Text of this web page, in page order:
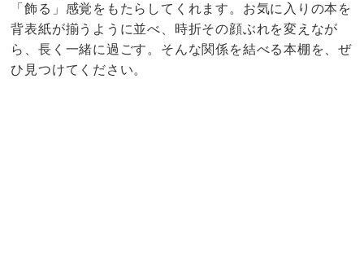
「飾る」感覚をもたらしてくれます。お気に入りの本を
背表紙が揃うように並べ、時折その顔ぶれを変えなが
ら、長く一緒に過ごす。そんな関係を結べる本棚を、ぜ
ひ見つけてください。